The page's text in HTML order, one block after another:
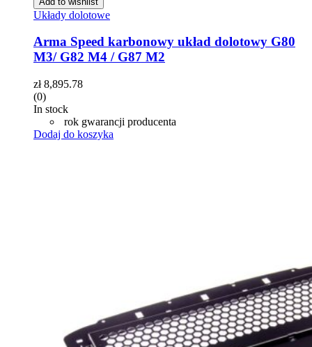
Układy dolotowe
Arma Speed karbonowy układ dolotowy G80
M3/ G82 M4 / G87 M2
zł8,895.78
(0)
In stock
rok gwarancji producenta
Dodaj do koszyka